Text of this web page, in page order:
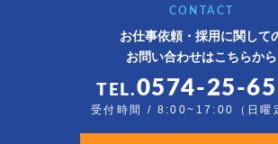
CONTACT
お仕事依頼・採用に関して
お問い合わせはこちらから
TEL.0574-25-
受付時間 / 8:00~17:00（日曜